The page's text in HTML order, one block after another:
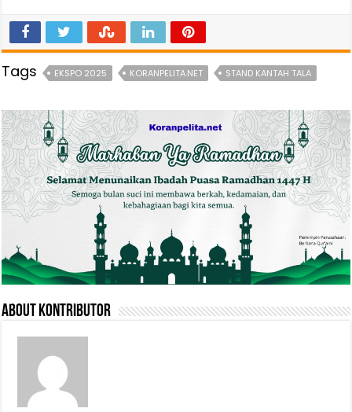
Tags EKSPO 2025 KORANPELITA.NET STAND KANTAH TALA
About Kontributor